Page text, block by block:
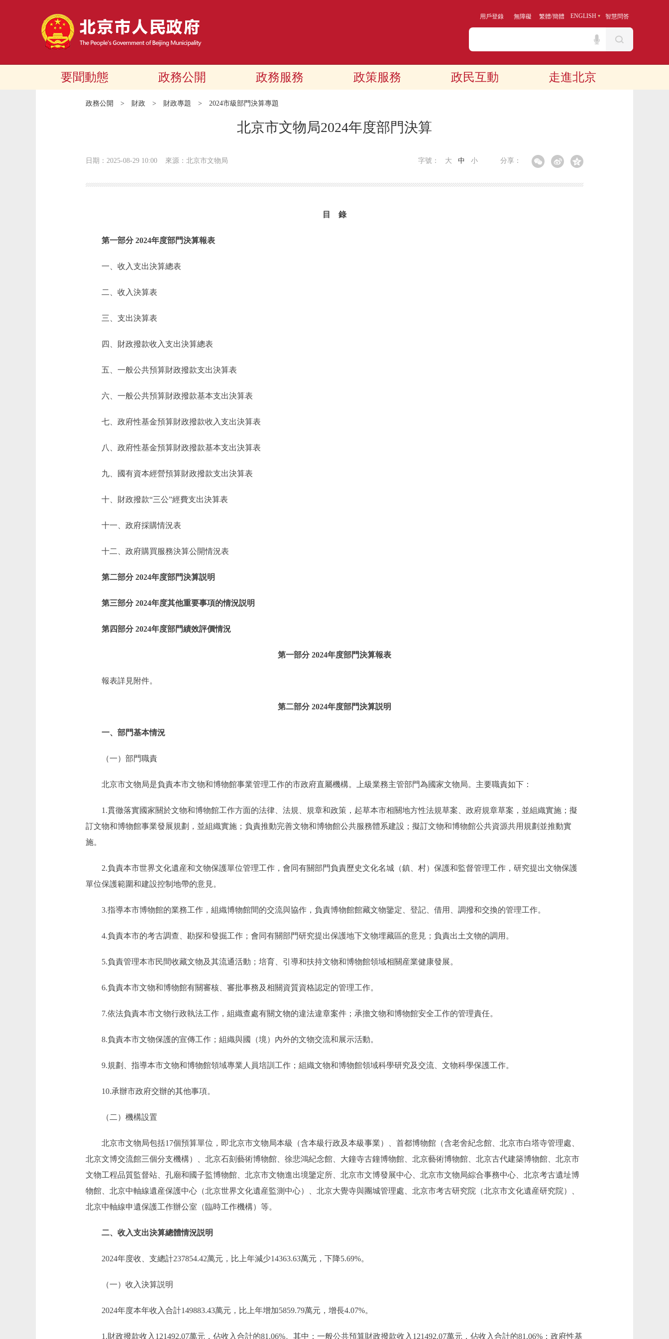
用戶登錄 無障礙 繁體/簡體 ENGLISH 智慧問答
要聞動態 政務公開 政務服務 政策服務 政民互動 走進北京
政務公開 > 財政 > 財政專題 > 2024市級部門決算專題
北京市文物局2024年度部門決算
日期：2025-08-29 10:00 來源：北京市文物局 分享：
字號： 大 中 小
目 錄
第一部分 2024年度部門決算報表
一、收入支出決算總表
二、收入決算表
三、支出決算表
四、財政撥款收入支出決算總表
五、一般公共預算財政撥款支出決算表
六、一般公共預算財政撥款基本支出決算表
七、政府性基金預算財政撥款收入支出決算表
八、政府性基金預算財政撥款基本支出決算表
九、國有資本經營預算財政撥款支出決算表
十、財政撥款“三公”經費支出決算表
十一、政府採購情況表
十二、政府購買服務決算公開情況表
第二部分 2024年度部門決算説明
第三部分 2024年度其他重要事項的情況説明
第四部分 2024年度部門績效評價情況
第一部分 2024年度部門決算報表
報表詳見附件。
第二部分 2024年度部門決算説明
一、部門基本情況
（一）部門職責
北京市文物局是負責本市文物和博物館事業管理工作的市政府直屬機構。上級業務主管部門為國家文物局。主要職責如下：
1.貫徹落實國家關於文物和博物館工作方面的法律、法規、規章和政策，起草本市相關地方性法規草案、政府規章草案，並組織實施；擬
訂文物和博物館事業發展規劃，並組織實施；負責推動完善文物和博物館公共服務體系建設；擬訂文物和博物館公共資源共用規劃並推動實
施。
2.負責本市世界文化遺産和文物保護單位管理工作，會同有關部門負責歷史文化名城（鎮、村）保護和監督管理工作，研究提出文物保護
單位保護範圍和建設控制地帶的意見。
3.指導本市博物館的業務工作，組織博物館間的交流與協作，負責博物館館藏文物鑒定、登記、借用、調撥和交換的管理工作。
4.負責本市的考古調查、勘探和發掘工作；會同有關部門研究提出保護地下文物埋藏區的意見；負責出土文物的調用。
5.負責管理本市民間收藏文物及其流通活動；培育、引導和扶持文物和博物館領域相關産業健康發展。
6.負責本市文物和博物館有關審核、審批事務及相關資質資格認定的管理工作。
7.依法負責本市文物行政執法工作，組織查處有關文物的違法違章案件；承擔文物和博物館安全工作的管理責任。
8.負責本市文物保護的宣傳工作；組織與國（境）內外的文物交流和展示活動。
9.規劃、指導本市文物和博物館領域專業人員培訓工作；組織文物和博物館領域科學研究及交流、文物科學保護工作。
10.承辦市政府交辦的其他事項。
（二）機構設置
北京市文物局包括17個預算單位，即北京市文物局本級（含本級行政及本級事業）、首都博物館（含老舍紀念館、北京市白塔寺管理處、
北京文博交流館三個分支機構）、北京石刻藝術博物館、徐悲鴻紀念館、大鐘寺古鐘博物館、北京藝術博物館、北京古代建築博物館、北京市
文物工程品質監督站、孔廟和國子監博物館、北京市文物進出境鑒定所、北京市文博發展中心、北京市文物局綜合事務中心、北京考古遺址博
物館、北京中軸線遺産保護中心（北京世界文化遺産監測中心）、北京大覺寺與團城管理處、北京市考古研究院（北京市文化遺産研究院）、
北京中軸線申遺保護工作辦公室（臨時工作機構）等。
二、收入支出決算總體情況説明
2024年度收、支總計237854.42萬元，比上年減少14363.63萬元，下降5.69%。
（一）收入決算説明
2024年度本年收入合計149883.43萬元，比上年增加5859.79萬元，增長4.07%。
1.財政撥款收入121492.07萬元，佔收入合計的81.06%。其中：一般公共預算財政撥款收入121492.07萬元，佔收入合計的81.06%；政府性基